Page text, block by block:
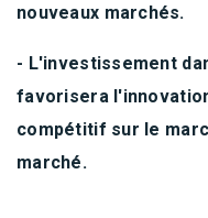
nouveaux marchés.
- L'investissement
favorisera
compétitif sur le
marché.